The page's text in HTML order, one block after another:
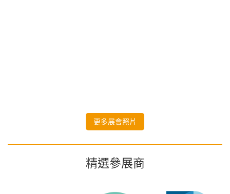
更多展會照片
精選參展商